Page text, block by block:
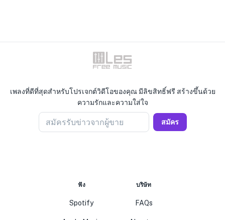
เพลงที่ดีที่สุดสำหรับโปรเจกต์วิดีโอของคุณ มีลิขสิทธิ์ฟรี สร้างขึ้นด้วย
ความรักและความใส่ใจ
สมัครรับข่าวจากผู้ขาย สมัคร
ฟัง
Spotify
บริษัท
FAQs